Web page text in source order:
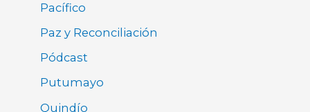
Pacífico
Paz y Reconciliación
Pódcast
Putumayo
Quindío